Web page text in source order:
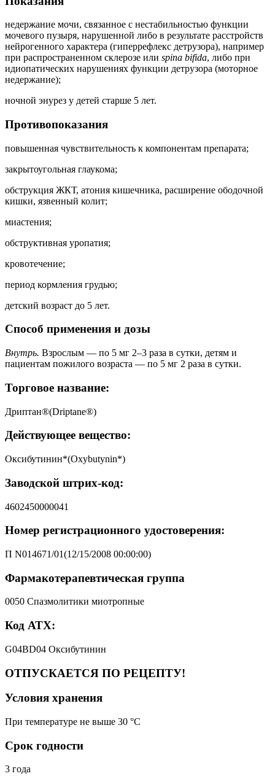
недержание мочи, связанное с нестабильностью функции
мочевого пузыря, нарушенной либо в результате расстройств
нейрогенного характера (гиперрефлекс детрузора), например
при распространенном склерозе или spina bifida, либо при
идиопатических нарушениях функции детрузора (моторное
недержание);
ночной энурез у детей старше 5 лет.
Противопоказания
повышенная чувствительность к компонентам препарата;
закрытоугольная глаукома;
обструкция ЖКТ, атония кишечника, расширение ободочной
кишки, язвенный колит;
миастения;
обструктивная уропатия;
кровотечение;
период кормления грудью;
детский возраст до 5 лет.
Способ применения и дозы
Внутрь. Взрослым — по 5 мг 2–3 раза в сутки, детям и
пациентам пожилого возраста — по 5 мг 2 раза в сутки.
Торговое название:
Дриптан®(Driptane®)
Действующее вещество:
Оксибутинин*(Oxybutynin*)
Заводской штрих-код:
4602450000041
Номер регистрационного удостоверения:
П N014671/01(12/15/2008 00:00:00)
Фармакотерапевтическая группа
0050 Спазмолитики миотропные
Код АТХ:
G04BD04 Оксибутинин
ОТПУСКАЕТСЯ ПО РЕЦЕПТУ!
Условия хранения
При температуре не выше 30 °C
Срок годности
3 года